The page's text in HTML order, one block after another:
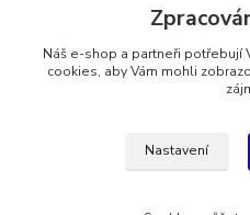
+420 312 685 342
kladno@zirafa-stavebniny.cz
Náš e-shop a partneři potřebují
cookies, aby Vám mohli
Nastavení